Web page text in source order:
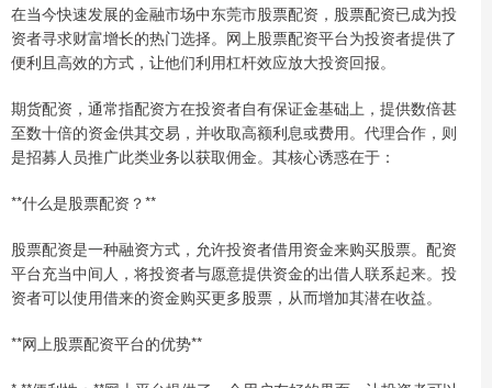
在当今快速发展的金融市场中东莞市股票配资，股票配资已成为投
资者寻求财富增长的热门选择。网上股票配资平台为投资者提供了
便利且高效的方式，让他们利用杠杆效应放大投资回报。
期货配资，通常指配资方在投资者自有保证金基础上，提供数倍甚
至数十倍的资金供其交易，并收取高额利息或费用。代理合作，则
是招募人员推广此类业务以获取佣金。其核心诱惑在于：
**什么是股票配资？**
股票配资是一种融资方式，允许投资者借用资金来购买股票。配资
平台充当中间人，将投资者与愿意提供资金的出借人联系起来。投
资者可以使用借来的资金购买更多股票，从而增加其潜在收益。
**网上股票配资平台的优势**